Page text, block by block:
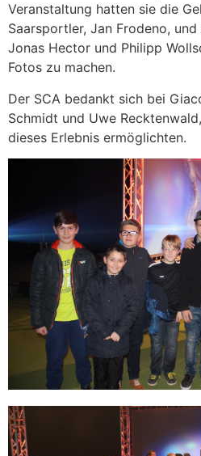
Veranstaltung hatten sie die
Saarsportler, Jan Frodeno,
Jonas Hector und Philipp
Fotos zu machen.
Der SCA bedankt sich bei
Schmidt und Uwe
dieses Erlebnis ermöglichten.